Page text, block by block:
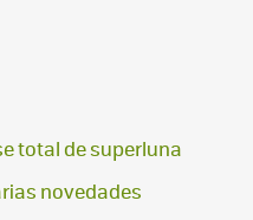
total de superluna
novedades